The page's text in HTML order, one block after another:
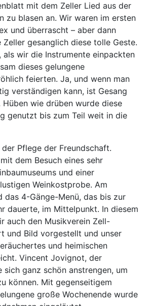
mit dem Zeller Lied aus der
zu blasen an. Wir waren im ersten
und überrascht – aber dann
gesanglich diese tolle Geste.
als wir die Instrumente einpackten
dieses gelungene
feierten. Ja, und wenn man
verständigen kann, ist Gesang
Hüben wie drüben wurde diese
genutzt bis zum Teil weit in die
Pflege der Freundschaft.
dem Besuch eines sehr
und einer
Weinkostprobe. Am
das 4-Gänge-Menü, das bis zur
dauerte, im Mittelpunkt. In diesem
auch den Musikverein Zell-
und Bild vorgestellt und unser
und heimischen
Vincent Jovignot, der
sich ganz schön anstrengen, um
können. Mit gegenseitigem
große Wochenende wurde